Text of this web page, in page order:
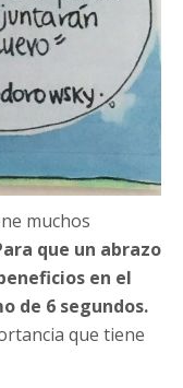
muchos
que un abrazo
en el
de 6 segundos.
que tiene